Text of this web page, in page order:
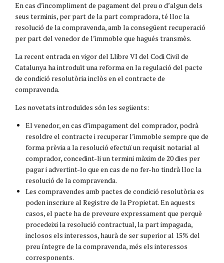
En cas d’incompliment de pagament del preu o d’algun dels
seus terminis, per part de la part compradora, té lloc la
resolució de la compravenda, amb la consegüent recuperació
per part del venedor de l’immoble que hagués transmès.
La recent entrada en vigor del Llibre VI del Codi Civil de
Catalunya ha introduït una reforma en la regulació del pacte
de condició resolutòria inclòs en el contracte de
compravenda.
Les novetats introduïdes són les següents:
El venedor, en cas d’impagament del comprador, podrà
resoldre el contracte i recuperar l’immoble sempre que de
forma prèvia a la resolució efectuï un requisit notarial al
comprador, concedint-li un termini màxim de 20 dies per
pagar i advertint-lo que en cas de no fer-ho tindrà lloc la
resolució de la compravenda.
Les compravendes amb pactes de condició resolutòria es
poden inscriure al Registre de la Propietat. En aquests
casos, el pacte ha de preveure expressament que perquè
procedeixi la resolució contractual, la part impagada,
inclosos els interessos, haurà de ser superior al 15% del
preu íntegre de la compravenda, més els interessos
corresponents.